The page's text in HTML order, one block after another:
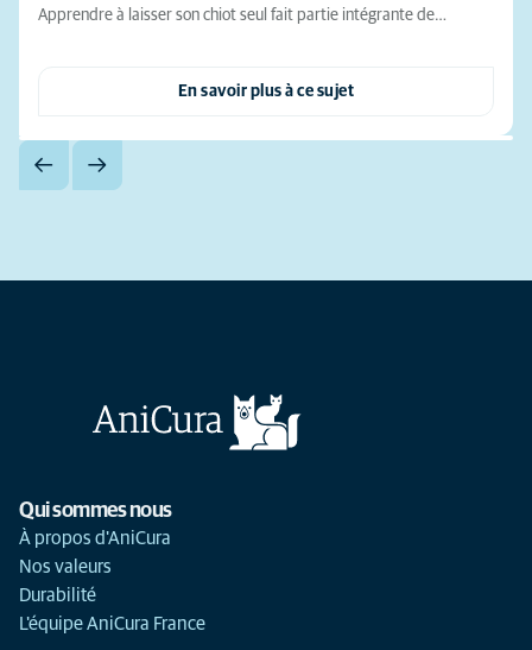
Apprendre à laisser son chiot seul fait partie intégrante de…
En savoir plus à ce sujet
Qui sommes nous
À propos d'AniCura
Nos valeurs
Durabilité
L'équipe AniCura France